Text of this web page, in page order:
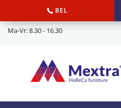
BEL
Ma-Vr: 8.30 - 16.30